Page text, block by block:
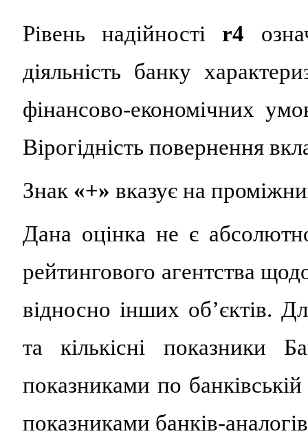
Рівень надійностіr4
діяльність банку
фінансово-економічних
Вірогідність повернення
Знак «+» вказує на
Дана оцінка не є
рейтингового агентства
відносно інших об’єктів.
та кількісні показники
показниками по
показниками банків-